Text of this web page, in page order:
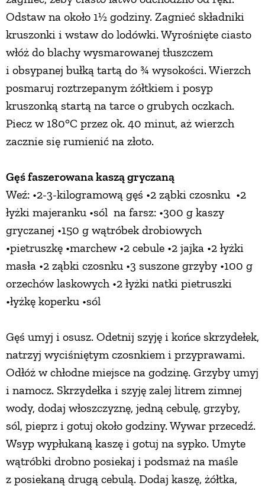
Odstaw na około 1½ godziny. Zagnieć składniki
kruszonki i wstaw do lodówki. Wyrośnięte ciasto
włóż do blachy wysmarowanej tłuszczem
i obsypanej bułką tartą do ¾ wysokości. Wierzch
posmaruj roztrzepanym żółtkiem i posyp
kruszonką startą na tarce o grubych oczkach.
Piecz w 180°C przez ok. 40 minut, aż wierzch
zacznie się rumienić na złoto.
Gęś faszerowana kaszą gryczaną
Weź: •2-3-kilogramową gęś •2 ząbki czosnku •2
łyżki majeranku •sól na farsz: •300 g kaszy
gryczanej •150 g wątróbek drobiowych
•pietruszkę •marchew •2 cebule •2 jajka •2 łyżki
masła •2 ząbki czosnku •3 suszone grzyby •100 g
orzechów laskowych •2 łyżki natki pietruszki
•łyżkę koperku •sól
Gęś umyj i osusz. Odetnij szyję i końce skrzydełek,
natrzyj wyciśniętym czosnkiem i przyprawami.
Odłóż w chłodne miejsce na godzinę. Grzyby umyj
i namocz. Skrzydełka i szyję zalej litrem zimnej
wody, dodaj włoszczyznę, jedną cebulę, grzyby,
sól, pieprz i gotuj około godziny. Wywar przecedź.
Wsyp wypłukaną kaszę i gotuj na sypko. Umyte
wątróbki drobno posiekaj i podsmaż na maśle
z posiekaną drugą cebulą. Dodaj kaszę, żółtka,